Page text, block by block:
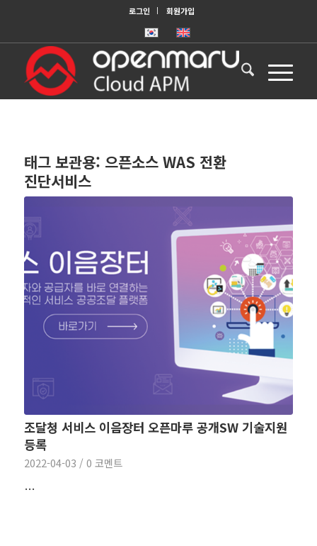
로그인 회원가입
태그 보관용: 으픈소스 WAS 전환
진단서비스
조달청 서비스 이음장터 오픈마루 공개SW 기술지원
등록
2022-04-03 / 0 코멘트
…